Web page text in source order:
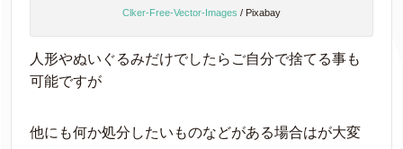
Clker-Free-Vector-Images / Pixabay
人形やぬいぐるみだけでしたらご自分で捨てる事も
可能ですが
他にも何か処分したいものなどがある場合はが大変